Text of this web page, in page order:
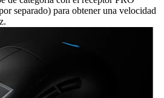
separado) para obtener una velocidad